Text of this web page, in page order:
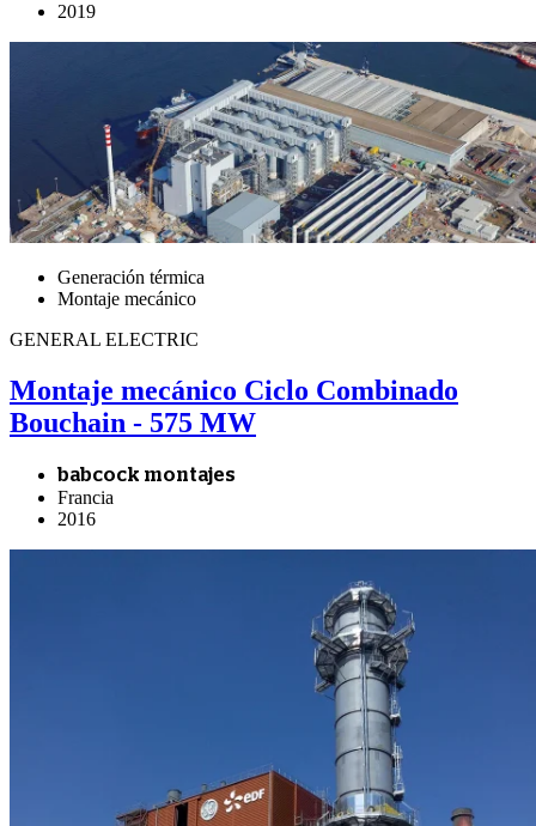
2019
Generación térmica
Montaje mecánico
GENERAL ELECTRIC
Montaje mecánico Ciclo Combinado
Bouchain - 575 MW
babcock montajes
Francia
2016